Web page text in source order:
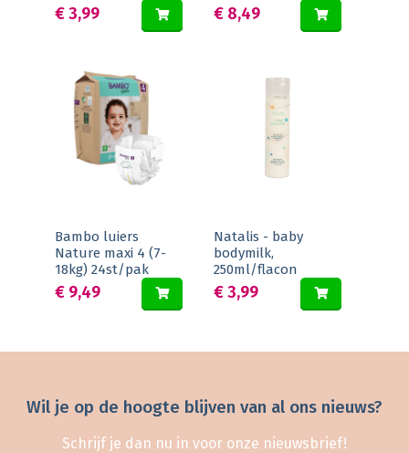
€ 3,99 € 8,49
Bambo luiers
Nature maxi 4 (7-
18kg) 24st/pak
€ 9,49
Natalis - baby
bodymilk,
250ml/flacon
€ 3,99
Wil je op de hoogte blijven van al ons nieuws?
Schrijf je dan nu in voor onze nieuwsbrief!